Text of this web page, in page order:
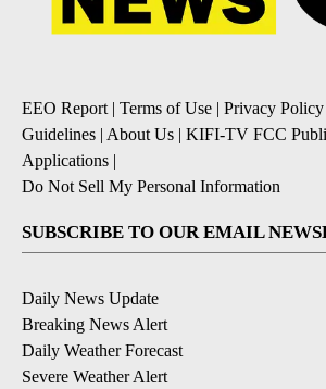
EEO Report | Terms of Use | Privacy Policy
Guidelines | About Us | KIFI-TV FCC
Applications |
Do Not Sell My Personal Information
SUBSCRIBE TO OUR EMAIL
Daily News Update
Breaking News Alert
Daily Weather Forecast
Severe Weather Alert